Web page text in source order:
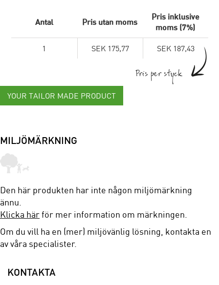
Antal Pris utan moms
Pris inklusive
moms (7%)
1 SEK 175,77 SEK 187,43
Pris per styck
YOUR TAILOR MADE PRODUCT
MILJÖMÄRKNING
Den här produkten har inte någon miljömärkning
ännu.
Klicka härför mer information om märkningen.
Om du vill ha en (mer) miljövänlig lösning, kontakta en
av våra specialister.
KONTAKTA